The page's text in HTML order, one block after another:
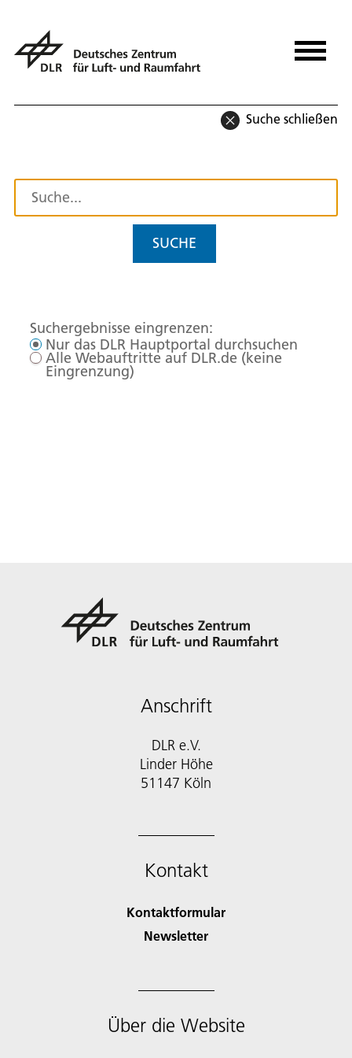
Suche schließen
SUCHE
Suchergebnisse eingrenzen:
Nur das DLR Hauptportal durchsuchen
Alle Webauftritte auf DLR.de (keine
Eingrenzung)
Anschrift
DLR e.V.
Linder Höhe
51147 Köln
Kontakt
Kontaktformular
Newsletter
Über die Website